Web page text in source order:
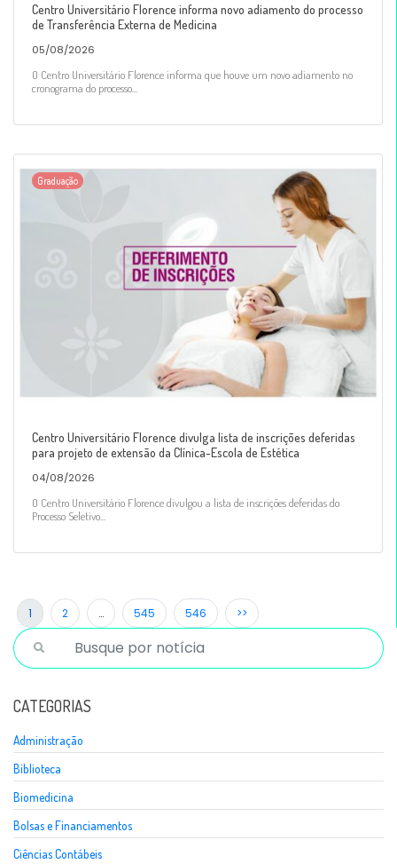
Centro Universitário Florence informa novo adiamento do processo
de Transferência Externa de Medicina
05/08/2026
O Centro Universitário Florence informa que houve um novo adiamento no
cronograma do processo...
Graduação
Centro Universitário Florence divulga lista de inscrições deferidas
para projeto de extensão da Clínica-Escola de Estética
04/08/2026
O Centro Universitário Florence divulgou a lista de inscrições deferidas do
Processo Seletivo...
1 2 … 545 546 >>
CATEGORIAS
Administração
Biblioteca
Biomedicina
Bolsas e Financiamentos
Ciências Contábeis